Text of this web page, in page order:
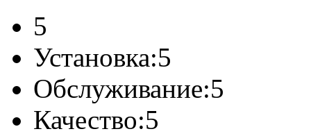
5
Установка:5
Обслуживание:5
Качество:5